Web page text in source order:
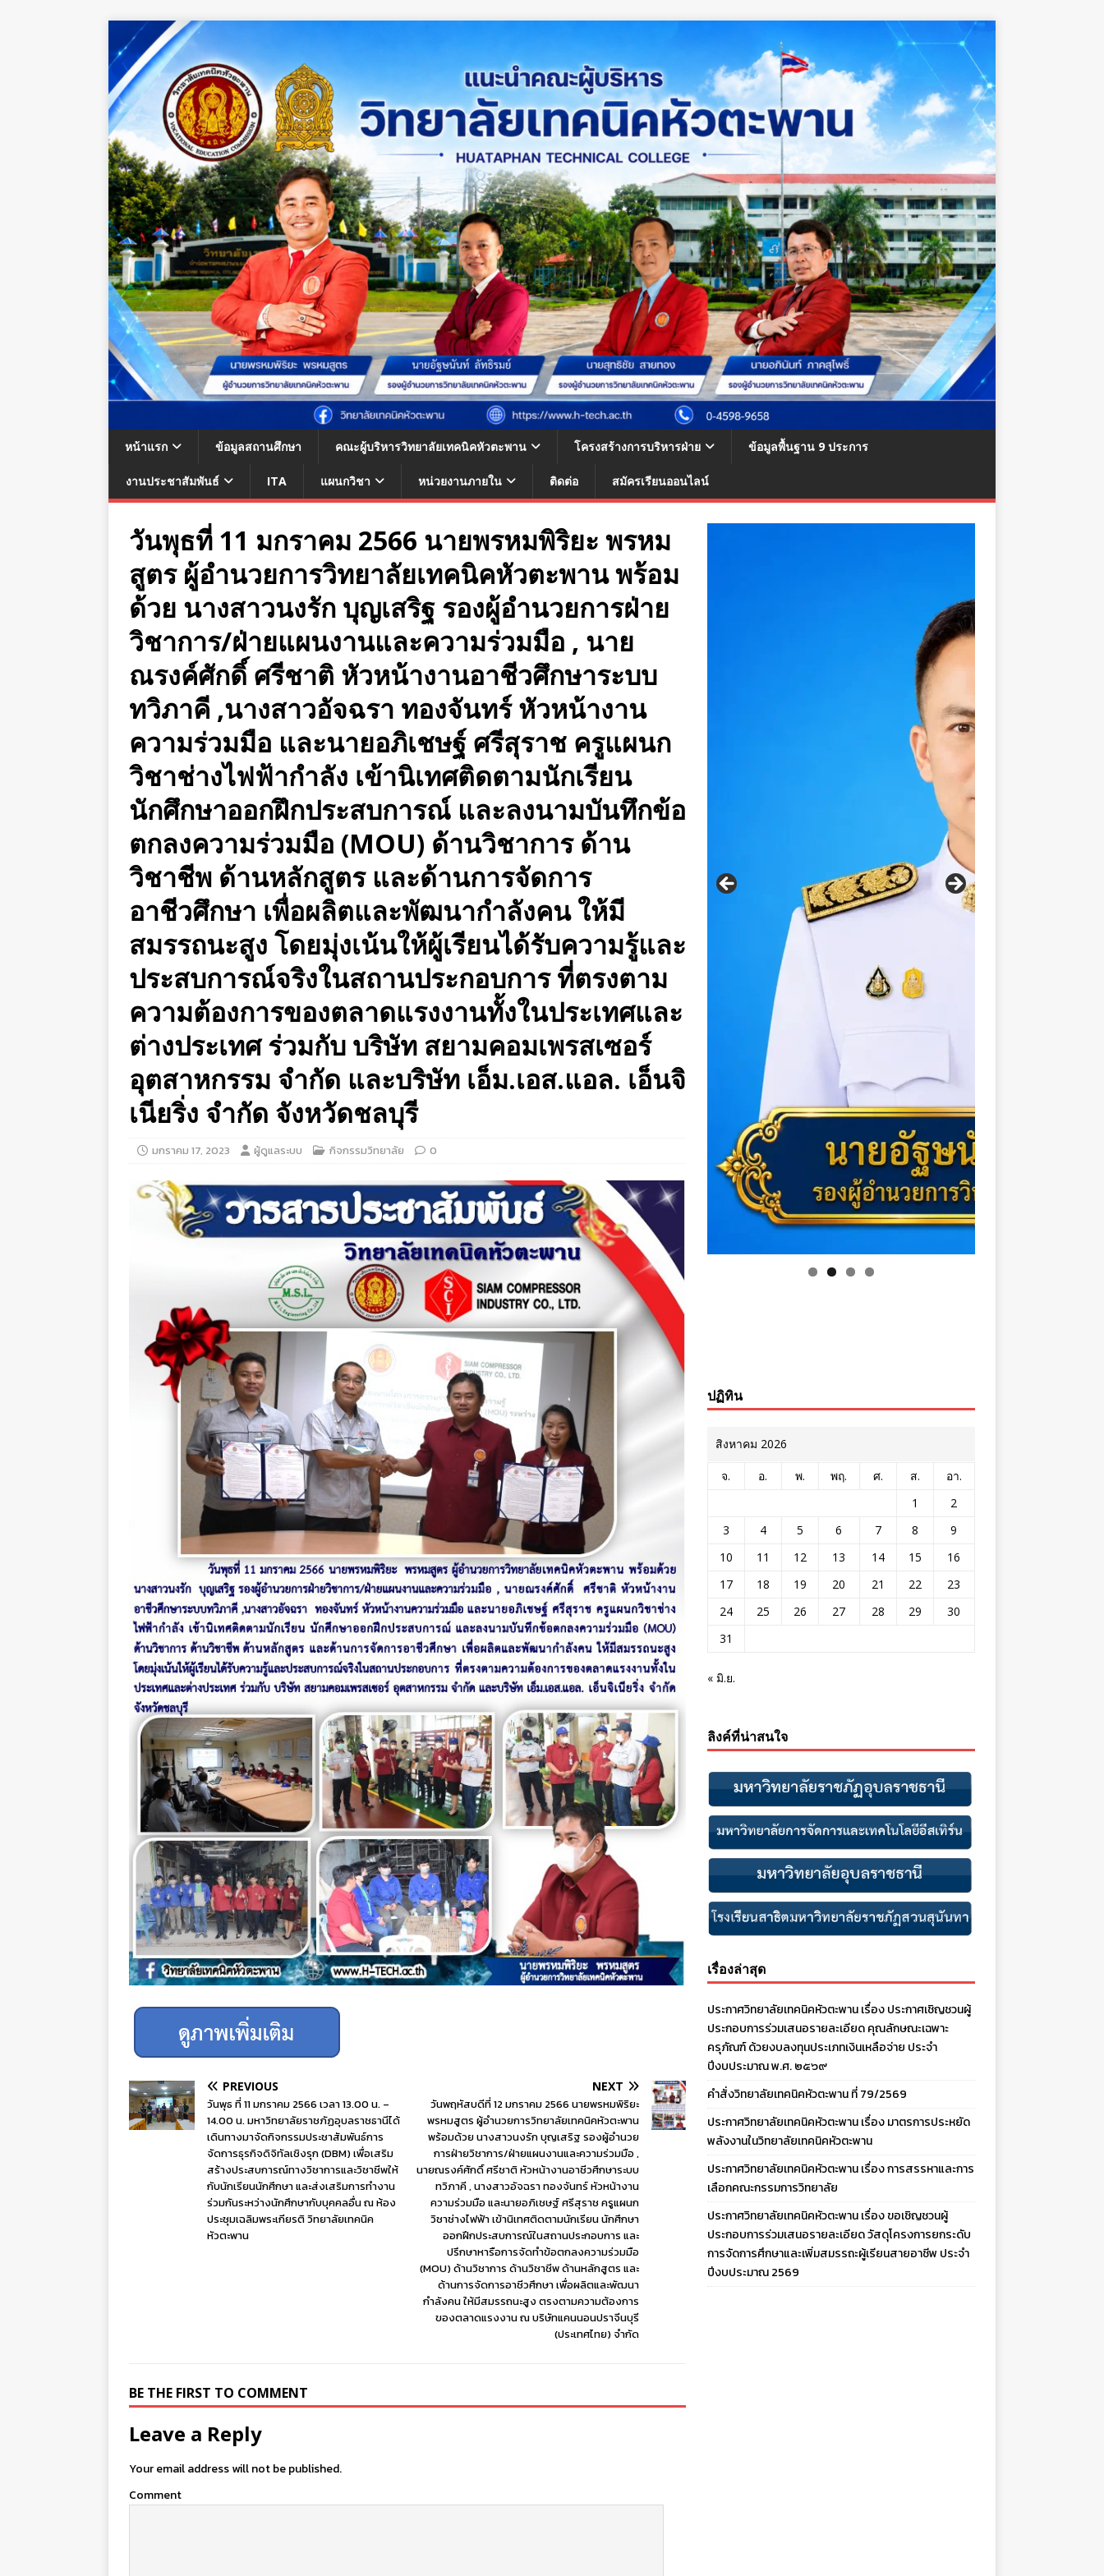
หน้าแรก ข้อมูลสถานศึกษา คณะผู้บริหารวิทยาลัยเทคนิคหัวตะพาน โครงสร้างการบริหารฝ่าย ข้อมูลพื้นฐาน 9 ประการ
งานประชาสัมพันธ์ ITA แผนกวิชา หน่วยงานภายใน ติดต่อ สมัครเรียนออนไลน์
วันพุธที่ 11 มกราคม 2566 นายพรหมพิริยะ พรหม
สูตร ผู้อำนวยการวิทยาลัยเทคนิคหัวตะพาน พร้อม
ด้วย นางสาวนงรัก บุญเสริฐ รองผู้อำนวยการฝ่าย
วิชาการ/ฝ่ายแผนงานและความร่วมมือ , นาย
ณรงค์ศักดิ์ ศรีชาติ หัวหน้างานอาชีวศึกษาระบบ
ทวิภาคี ,นางสาวอัจฉรา ทองจันทร์ หัวหน้างาน
ความร่วมมือ และนายอภิเชษฐ์ ศรีสุราช ครูแผนก
วิชาช่างไฟฟ้ากำลัง เข้านิเทศติดตามนักเรียน
นักศึกษาออกฝึกประสบการณ์ และลงนามบันทึกข้อ
ตกลงความร่วมมือ (MOU) ด้านวิชาการ ด้าน
วิชาชีพ ด้านหลักสูตร และด้านการจัดการ
อาชีวศึกษา เพื่อผลิตและพัฒนากำลังคน ให้มี
สมรรถนะสูง โดยมุ่งเน้นให้ผู้เรียนได้รับความรู้และ
ประสบการณ์จริงในสถานประกอบการ ที่ตรงตาม
ความต้องการของตลาดแรงงานทั้งในประเทศและ
ต่างประเทศ ร่วมกับ บริษัท สยามคอมเพรสเซอร์
อุตสาหกรรม จำกัด และบริษัท เอ็ม.เอส.แอล. เอ็นจิ
เนียริ่ง จำกัด จังหวัดชลบุรี
มกราคม 17, 2023 ผู้ดูแลระบบ กิจกรรมวิทยาลัย 0
PREVIOUS
วันพุธ ที่ 11 มกราคม 2566 เวลา 13.00 น. –
14.00 น. มหาวิทยาลัยราชภัฏอุบลราชธานีได้
เดินทางมาจัดกิจกรรมประชาสัมพันธ์การ
จัดการธุรกิจดิจิทัลเชิงรุก (DBM) เพื่อเสริม
สร้างประสบการณ์ทางวิชาการและวิชาชีพให้
กับนักเรียนนักศึกษา และส่งเสริมการทำงาน
ร่วมกันระหว่างนักศึกษากับบุคคลอื่น ณ ห้อง
ประชุมเฉลิมพระเกียรติ วิทยาลัยเทคนิค
หัวตะพาน
NEXT
วันพฤหัสบดีที่ 12 มกราคม 2566 นายพรหมพิริยะ
พรหมสูตร ผู้อำนวยการวิทยาลัยเทคนิคหัวตะพาน
พร้อมด้วย นางสาวนงรัก บุญเสริฐ รองผู้อำนวย
การฝ่ายวิชาการ/ฝ่ายแผนงานและความร่วมมือ ,
นายณรงค์ศักดิ์ ศรีชาติ หัวหน้างานอาชีวศึกษาระบบ
ทวิภาคี , นางสาวอัจฉรา ทองจันทร์ หัวหน้างาน
ความร่วมมือ และนายอภิเชษฐ์ ศรีสุราช ครูแผนก
วิชาช่างไฟฟ้า เข้านิเทศติดตามนักเรียน นักศึกษา
ออกฝึกประสบการณ์ในสถานประกอบการ และ
ปรึกษาหารือการจัดทำข้อตกลงความร่วมมือ
(MOU) ด้านวิชาการ ด้านวิชาชีพ ด้านหลักสูตร และ
ด้านการจัดการอาชีวศึกษา เพื่อผลิตและพัฒนา
กำลังคน ให้มีสมรรถนะสูง ตรงตามความต้องการ
ของตลาดแรงงาน ณ บริษัทแคนนอนปราจีนบุรี
(ประเทศไทย) จำกัด
BE THE FIRST TO COMMENT
Leave a Reply
Your email address will not be published.
Comment
ปฏิทิน
สิงหาคม 2026
จ. อ. พ. พฤ. ศ. ส.
อา.
1
2
3
4 5 6 7 8
9
10
11 12 13 14 15
16
17
18 19 20 21 22
23
24
25 26 27 28 29
30
31
« มิ.ย.
ลิงค์ที่น่าสนใจ
เรื่องล่าสุด
ประกาศวิทยาลัยเทคนิคหัวตะพาน เรื่อง ประกาศเชิญชวนผู้
ประกอบการร่วมเสนอรายละเอียด คุณลักษณะเฉพาะ
ครุภัณฑ์ ด้วยงบลงทุนประเภทเงินเหลือจ่าย ประจํา
ปีงบประมาณ พ.ศ. ๒๕๖๙
คำสั่งวิทยาลัยเทคนิคหัวตะพาน ที่ 79/2569
ประกาศวิทยาลัยเทคนิคหัวตะพาน เรื่อง มาตรการประหยัด
พลังงานในวิทยาลัยเทคนิคหัวตะพาน
ประกาศวิทยาลัยเทคนิคหัวตะพาน เรื่อง การสรรหาและการ
เลือกคณะกรรมการวิทยาลัย
ประกาศวิทยาลัยเทคนิคหัวตะพาน เรื่อง ขอเชิญชวนผู้
ประกอบการร่วมเสนอรายละเอียด วัสดุโครงการยกระดับ
การจัดการศึกษาและเพิ่มสมรรถะผู้เรียนสายอาชีพ ประจำ
ปีงบประมาณ 2569